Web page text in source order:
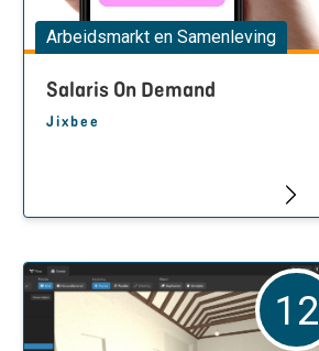
Salaris On Demand
Jixbee
Arbeidsmarkt en Samenleving
12